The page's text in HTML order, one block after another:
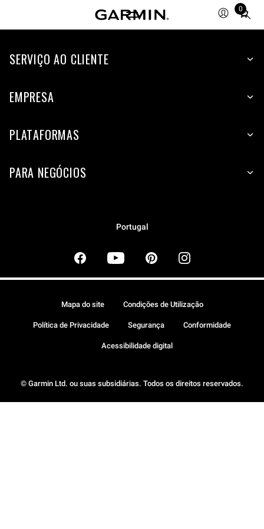
0
Total
items
cart:
SERVIÇO AO CLIENTE
EMPRESA
PLATAFORMAS
PARA NEGÓCIOS
Portugal
© Garmin Ltd. ou suas subsidiárias. Todos os direitos reservados.
Mapa do site Condições de Utilização
Política de Privacidade Segurança Conformidade
Acessibilidade digital